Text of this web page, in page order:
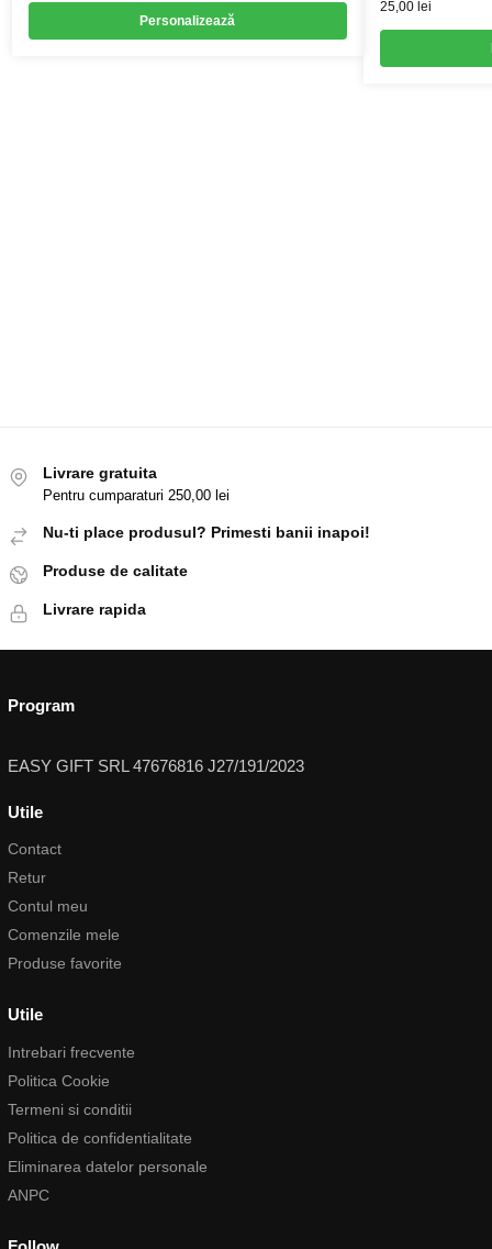
Personalizează
25,00 lei
Livrare gratuita
Pentru cumparaturi 250,00 lei
Nu-ti place produsul? Primesti banii inapoi!
Produse de calitate
Livrare rapida
Program
EASY GIFT SRL 47676816 J27/191/2023
Utile
Contact
Retur
Contul meu
Comenzile mele
Produse favorite
Utile
Intrebari frecvente
Politica Cookie
Termeni si conditii
Politica de confidentialitate
Eliminarea datelor personale
ANPC